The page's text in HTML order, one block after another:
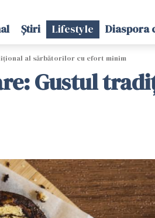
Știri Lifestyle Diaspora
al sărbătorilor cu efort minim
Gustul